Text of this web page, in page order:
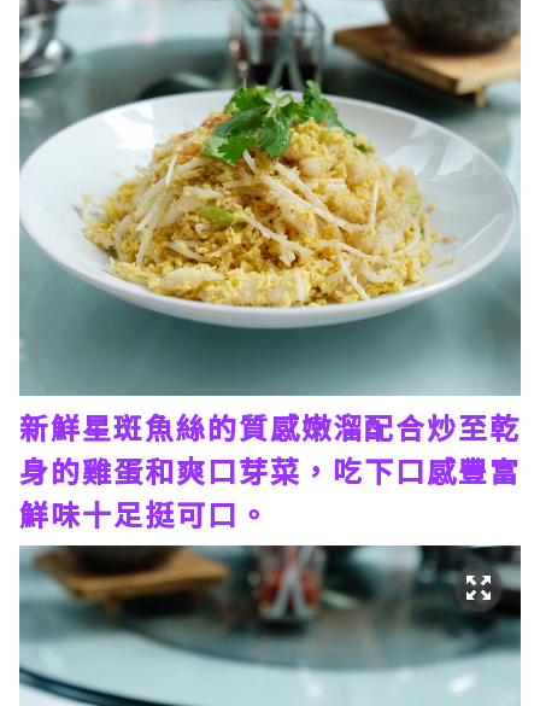
新鮮星斑魚絲的質感嫩溜配合炒至乾
身的雞蛋和爽口芽菜，吃下口感豐富
鮮味十足挺可口。